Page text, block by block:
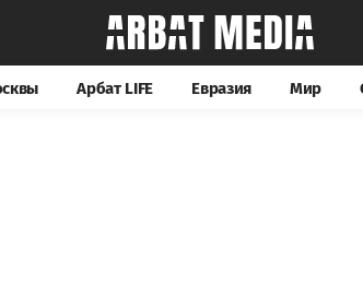
Арбат LIFE Евразия Мир